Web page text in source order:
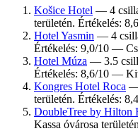
Košice Hotel — 4
területén. Értékelés:
Hotel Yasmin — 4
Értékelés: 9,0/10 —
Hotel Múza — 3.5
Értékelés: 8,6/10 —
Kongres Hotel Roca —
területén. Értékelés:
DoubleTree by Hilton
Kassa óvárosa